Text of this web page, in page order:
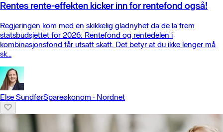
Rentes rente-effekten kicker inn for rentefond også!
Regjeringen kom med en skikkelig gladnyhet da de la frem
statsbudsjettet for 2026: Rentefond og rentedelen i
kombinasjonsfond får utsatt skatt. Det betyr at du ikke lenger må
sk...
Else SundførSpareøkonom · Nordnet